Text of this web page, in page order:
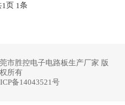
1页 1条
市胜控电子电路板生产厂家 版
权所有
备14043521号